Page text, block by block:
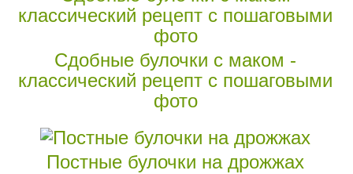
Сдобные булочки с маком -
классический рецепт с пошаговыми
фото
Постные булочки на дрожжах